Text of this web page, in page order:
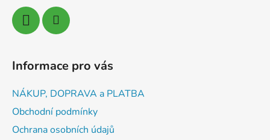
Informace pro vás
NÁKUP, DOPRAVA a PLATBA
Obchodní podmínky
Ochrana osobních údajů